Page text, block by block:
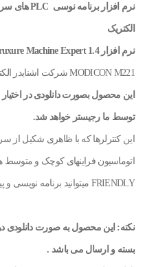
الکتریک
نرم افزار EcoStruxure Machine Expert 1.4
MODICON M221 شرکت اشنایدر الکتریک استفاده میشود .
این محصول بصورت دانلودی در
توسط ما رجیستر خواهد شد.
این کنترلرها که با ظاهری شکیل
FRIENDLY میتوانید برنامه نویسی و پیکره بندی شوند.
نکته: این محصول به صورت دانلودی
بسته و ارسال می باشد .